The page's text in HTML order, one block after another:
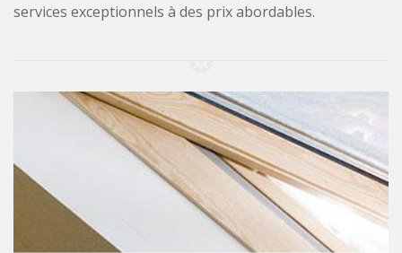
services exceptionnels à des prix abordables.